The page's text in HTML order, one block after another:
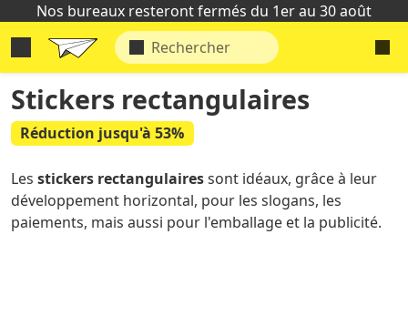
Nos bureaux resteront fermés du 1er au 30 août
Stickers rectangulaires
Réduction jusqu'à 53%
Les stickers rectangulairessont idéaux, grâce à leur
développement horizontal, pour les slogans, les
paiements, mais aussi pour l'emballage et la publicité.